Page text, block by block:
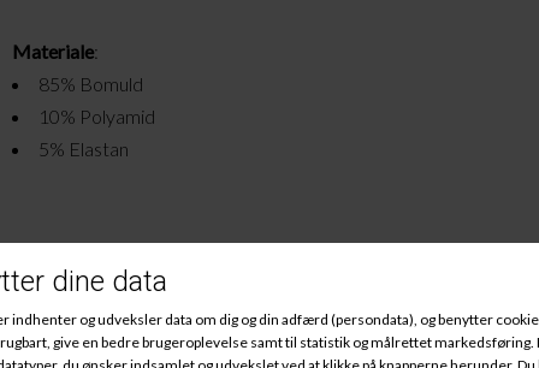
Materiale:
85% Bomuld
10% Polyamid
5% Elastan
Andre købte også
-50% -50%